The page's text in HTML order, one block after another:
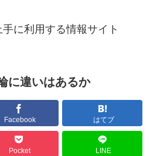
に利用する情報サイト
に違いはあるか
Facebook はてブ
Pocket LINE